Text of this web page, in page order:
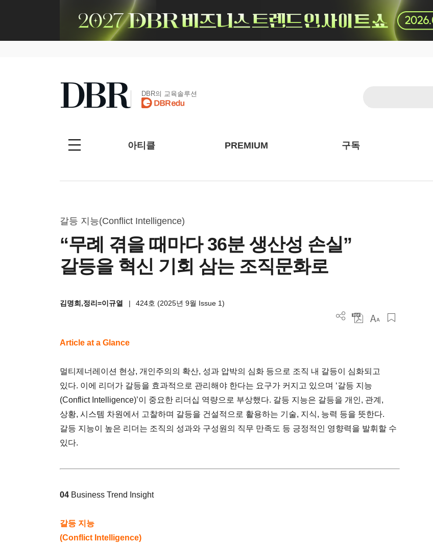
DBR의 교육솔루션
아티클 PREMIUM 구독
갈등 지능(Conflict Intelligence)
“무례 겪을 때마다 36분 생산성 손실”
갈등을 혁신 기회 삼는 조직문화로
김명희,정리=이규열 | 424호 (2025년 9월 Issue 1)
Article at a Glance
멀티제너레이션 현상, 개인주의의 확산, 성과 압박의 심화 등으로 조직 내 갈등이 심화되고
있다. 이에 리더가 갈등을 효과적으로 관리해야 한다는 요구가 커지고 있으며 ‘갈등 지능
(Conflict Intelligence)’이 중요한 리더십 역량으로 부상했다. 갈등 지능은 갈등을 개인, 관계,
상황, 시스템 차원에서 고찰하며 갈등을 건설적으로 활용하는 기술, 지식, 능력 등을 뜻한다.
갈등 지능이 높은 리더는 조직의 성과와 구성원의 직무 만족도 등 긍정적인 영향력을 발휘할 수
있다.
04 Business Trend Insight
갈등 지능
(Conflict Intelligence)